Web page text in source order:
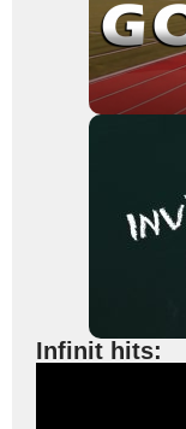
Infinit hits: